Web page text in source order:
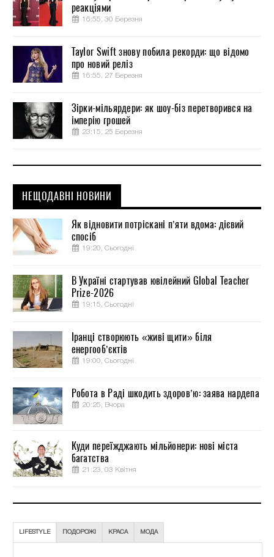
реакціями
16:55, 30 Березня
Taylor Swift знову побила рекорди: що відомо
про новий реліз
16:55, 27 Березня
Зірки-мільярдери: як шоу-біз перетворився на
імперію грошей
23:15, 25 Березня
НЕЩОДАВНІ НОВИНИ
Як відновити потріскані п’яти вдома: дієвий
спосіб
19:20, Сьогодні
В Україні стартував ювілейний Global Teacher
Prize-2026
19:15, Сьогодні
Іранці створюють «живі щити» біля
енергооб’єктів
19:00, Сьогодні
Робота в Раді шкодить здоров’ю: заява нардепа
20:25, Вчора
Куди переїжджають мільйонери: нові міста
багатства
21:23, 03 Квітня
LIFESTYLE ПОДОРОЖІ КРАСА МОДА